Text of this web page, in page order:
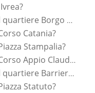
Vendere o Affittare nel quartiere Borgo Po?
Catania?
Stampalia?
Vendere o Affittare in Corso Appio Claudio?
Vendere o Affittare nel quartiere Barriera Di Milano?
Statuto?